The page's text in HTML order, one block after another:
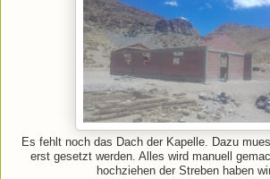
Es fehlt noch das Dach der Kapelle. Dazu
erst gesetzt werden. Alles wird manuell
hochziehen der Streben haben